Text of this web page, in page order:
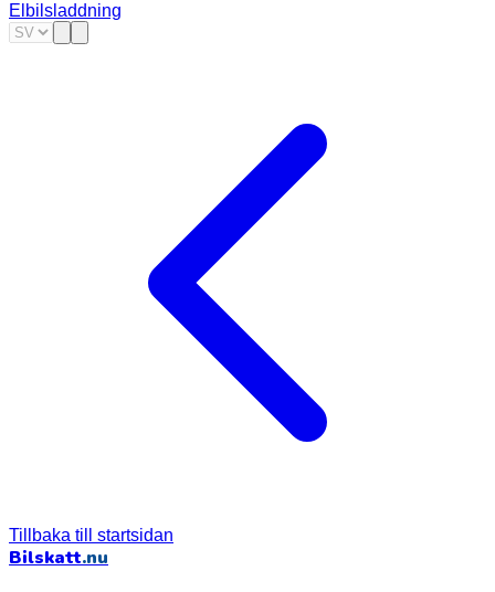
Elbilsladdning
Tillbaka till startsidan
Bilskatt.nu